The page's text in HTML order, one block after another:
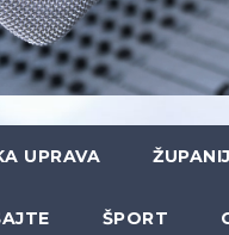
UPRAVA
ŠPORT